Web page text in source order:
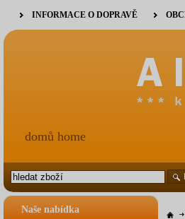
Naše nabídka
INFORMACE O DOPRAVĚ
domů home